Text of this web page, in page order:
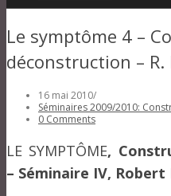
Le symptôme 4 –
déconstruction – R.
16 mai 2010/
Séminaires 2009/2010:
0 Comments
LE SYMPTÔME,
– Séminaire IV, Robert